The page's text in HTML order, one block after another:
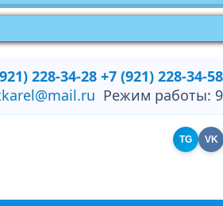
228-34-28 +7 (921) 228-34-58
Режим работы:
TG VK